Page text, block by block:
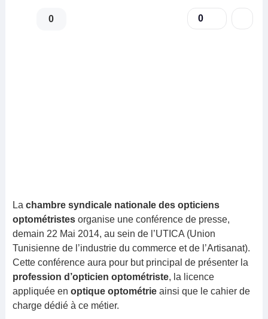
0 0
Lachambre syndicale nationale des opticiens
optométristesorganise une conférence de presse,
demain 22 Mai 2014, au sein de l’UTICA (Union Tunisienne
de l’industrie du commerce et de l’Artisanat). Cette
conférence aura pour but principal de présenter la
profession d’opticien optométriste, la licence
appliquée en optique optométrieainsi que le cahier de
charge dédié à ce métier.